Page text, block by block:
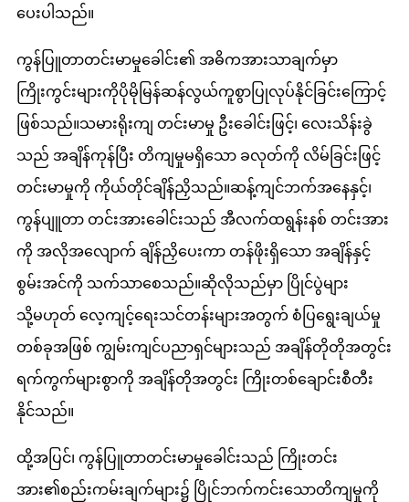
ပေးပါသည်။
ကွန်ပြူတာတင်းမာမှုခေါင်း၏ အဓိကအားသာချက်မှာ
ကြိုးကွင်းများကိုပိုမိုမြန်ဆန်လွယ်ကူစွာပြုလုပ်နိုင်ခြင်းကြောင့်
ဖြစ်သည်။သမားရိုးကျ တင်းမာမှု ဦးခေါင်းဖြင့်၊ လေးသိန်းခွဲ
သည် အချိန်ကုန်ပြီး တိကျမှုမရှိသော ခလုတ်ကို လိမ်ခြင်းဖြင့်
တင်းမာမှုကို ကိုယ်တိုင်ချိန်ညှိသည်။ဆန့်ကျင်ဘက်အနေနှင့်၊
ကွန်ပျူတာ တင်းအားခေါင်းသည် အီလက်ထရွန်းနစ် တင်းအား
ကို အလိုအလျောက် ချိန်ညှိပေးကာ တန်ဖိုးရှိသော အချိန်နှင့်
စွမ်းအင်ကို သက်သာစေသည်။ဆိုလိုသည်မှာ ပြိုင်ပွဲများ
သို့မဟုတ် လေ့ကျင့်ရေးသင်တန်းများအတွက် စံပြရွေးချယ်မှု
တစ်ခုအဖြစ် ကျွမ်းကျင်ပညာရှင်များသည် အချိန်တိုတိုအတွင်း
ရက်ကွက်များစွာကို အချိန်တိုအတွင်း ကြိုးတစ်ချောင်းစီတီး
နိုင်သည်။
ထို့အပြင်၊ ကွန်ပြူတာတင်းမာမှုခေါင်းသည် ကြိုးတင်း
အား၏စည်းကမ်းချက်များ၌ ပြိုင်ဘက်ကင်းသောတိကျမှုကို